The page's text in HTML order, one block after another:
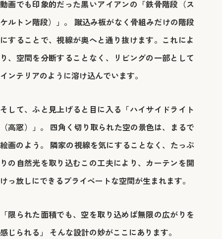
動画でも印象的だった黒いアイアンの「鉄骨階段（ス
ケルトン階段）」。 蹴込み板がなく骨組みだけの階段
にすることで、視線が奥へと通り抜けます。これによ
り、空間を分断することなく、リビングの一部として
インテリアのように溶け込んでいます。
そして、ふと見上げると目に入る「ハイサイドライト
（高窓）」。 四角く切り取られた空の景色は、まるで
絵画のよう。 隣家の視線を気にすることなく、たっぷ
りの自然光を取り込むこの工夫により、カーテンを開
けっ放しにできるプライベートな空間が生まれます。
「限られた面積でも、空を取り込めば無限の広がりを
感じられる」 そんな設計の妙がここにあります。